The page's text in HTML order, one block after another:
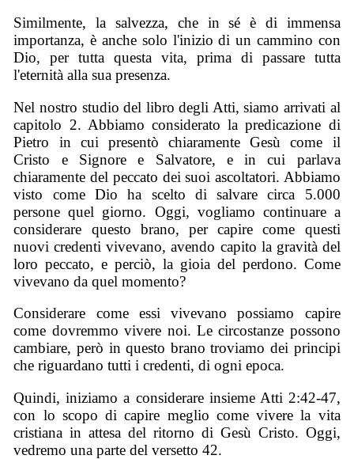
Similmente, la salvezza, che in sé è di immensa
importanza, è anche solo l'inizio di un cammino con
Dio, per tutta questa vita, prima di passare tutta
l'eternità alla sua presenza.
Nel nostro studio del libro degli Atti, siamo arrivati al
capitolo 2. Abbiamo considerato la predicazione di
Pietro in cui presentò chiaramente Gesù come il
Cristo e Signore e Salvatore, e in cui parlava
chiaramente del peccato dei suoi ascoltatori. Abbiamo
visto come Dio ha scelto di salvare circa 5.000
persone quel giorno. Oggi, vogliamo continuare a
considerare questo brano, per capire come questi
nuovi credenti vivevano, avendo capito la gravità del
loro peccato, e perciò, la gioia del perdono. Come
vivevano da quel momento?
Considerare come essi vivevano possiamo capire
come dovremmo vivere noi. Le circostanze possono
cambiare, però in questo brano troviamo dei principi
che riguardano tutti i credenti, di ogni epoca.
Quindi, iniziamo a considerare insieme Atti 2:42-47,
con lo scopo di capire meglio come vivere la vita
cristiana in attesa del ritorno di Gesù Cristo. Oggi,
vedremo una parte del versetto 42.